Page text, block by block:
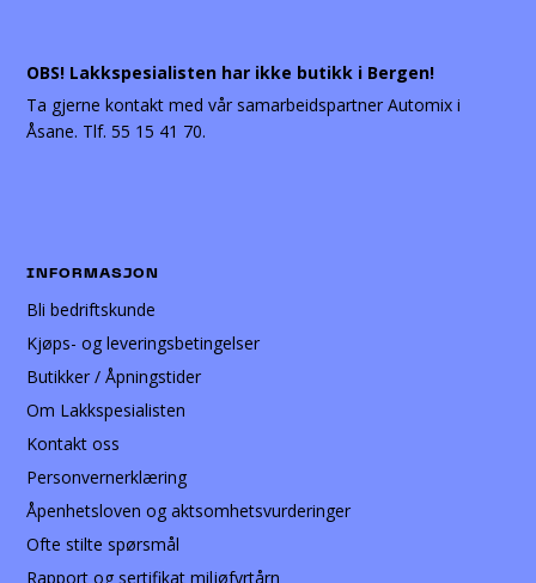
OBS! Lakkspesialisten har ikke butikk i Bergen!
Ta gjerne kontakt med vår samarbeidspartner Automix i
Åsane. Tlf. 55 15 41 70.
INFORMASJON
Bli bedriftskunde
Kjøps- og leveringsbetingelser
Butikker / Åpningstider
Om Lakkspesialisten
Kontakt oss
Personvernerklæring
Åpenhetsloven og aktsomhetsvurderinger
Ofte stilte spørsmål
Rapport og sertifikat miljøfyrtårn